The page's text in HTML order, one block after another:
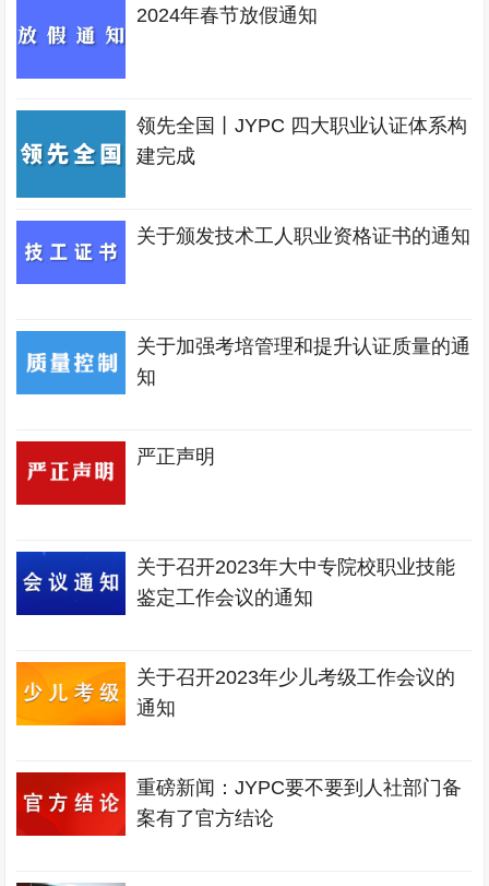
2024年春节放假通知
领先全国丨JYPC 四大职业认证体系构
建完成
关于颁发技术工人职业资格证书的通知
关于加强考培管理和提升认证质量的通
知
严正声明
关于召开2023年大中专院校职业技能
鉴定工作会议的通知
关于召开2023年少儿考级工作会议的
通知
重磅新闻：JYPC要不要到人社部门备
案有了官方结论